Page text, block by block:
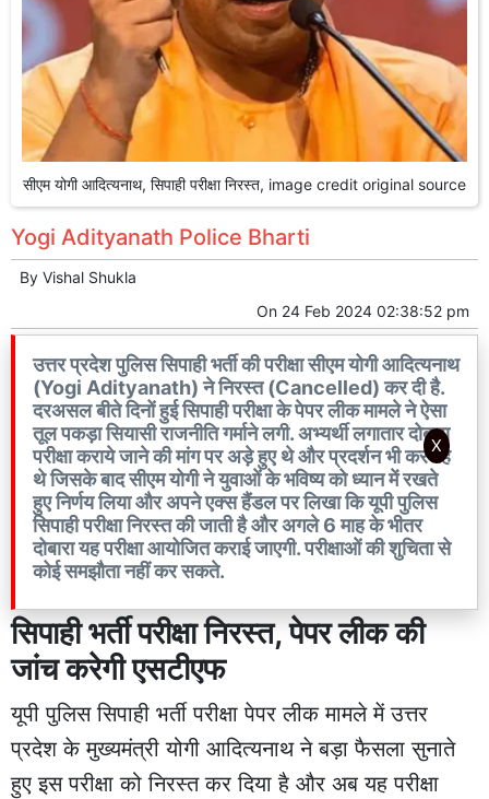
सीएम योगी आदित्यनाथ, सिपाही परीक्षा निरस्त, image credit original source
Yogi Adityanath Police Bharti
By Vishal Shukla
On 24 Feb 2024 02:38:52 pm
उत्तर प्रदेश पुलिस सिपाही भर्ती की परीक्षा सीएम योगी आदित्यनाथ
(Yogi Adityanath) ने निरस्त (Cancelled) कर दी है.
दरअसल बीते दिनों हुई सिपाही परीक्षा के पेपर लीक मामले ने ऐसा
तूल पकड़ा सियासी राजनीति गर्माने लगी. अभ्यर्थी लगातार दोबारा
परीक्षा कराये जाने की मांग पर अड़े हुए थे और प्रदर्शन भी कर रहे
थे जिसके बाद सीएम योगी ने युवाओं के भविष्य को ध्यान में रखते
हुए निर्णय लिया और अपने एक्स हैंडल पर लिखा कि यूपी पुलिस
सिपाही परीक्षा निरस्त की जाती है और अगले 6 माह के भीतर
दोबारा यह परीक्षा आयोजित कराई जाएगी. परीक्षाओं की शुचिता से
कोई समझौता नहीं कर सकते.
सिपाही भर्ती परीक्षा निरस्त, पेपर लीक की
जांच करेगी एसटीएफ
यूपी पुलिस सिपाही भर्ती परीक्षा पेपर लीक मामले में उत्तर
प्रदेश के मुख्यमंत्री योगी आदित्यनाथ ने बड़ा फैसला सुनाते
हुए इस परीक्षा को निरस्त कर दिया है और अब यह परीक्षा
X